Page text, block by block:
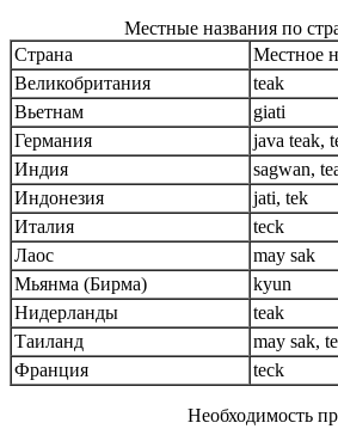
Местные названия по
Страна
Местное
Великобритания
teak
Вьетнам
giati
Германия
java teak,
Индия
sagwan,
Индонезия
jati, tek
Италия
teck
Лаос
may sak
Мьянма (Бирма)
kyun
Нидерланды
teak
Таиланд
may sak,
Франция
teck
Необходимость